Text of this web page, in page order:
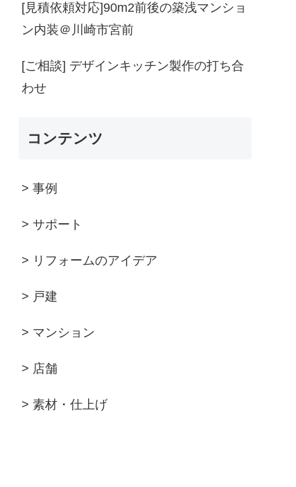
[見積依頼対応]90m2前後の築浅マンショ
ン内装＠川崎市宮前
[ご相談] デザインキッチン製作の打ち合
わせ
コンテンツ
> 事例
> サポート
> リフォームのアイデア
> 戸建
> マンション
> 店舗
> 素材・仕上げ